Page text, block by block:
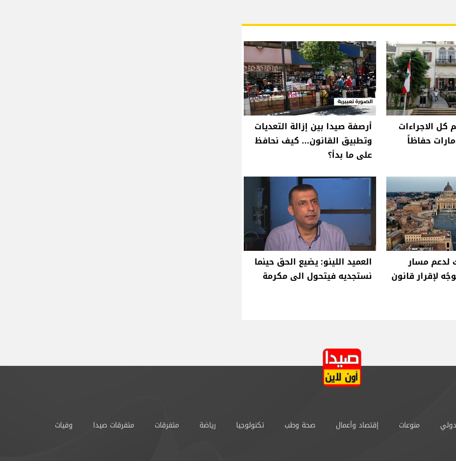
كل الاجراءات
حفاظاً
أرصفة صيدا بين إزالة التعديات
وتطبيق القانون... كيف نحافظ
على ما بدأ؟
لدعم مسار
لإقرار قانون
العميد اللينو: يضيع الحق حينما
نستجديه فيتحول الى مكرمة
منوعات إقتصاد وأعمال صحة وطب تكنولوجيا رياضة متفرقات متفرقات صيدا وفيات